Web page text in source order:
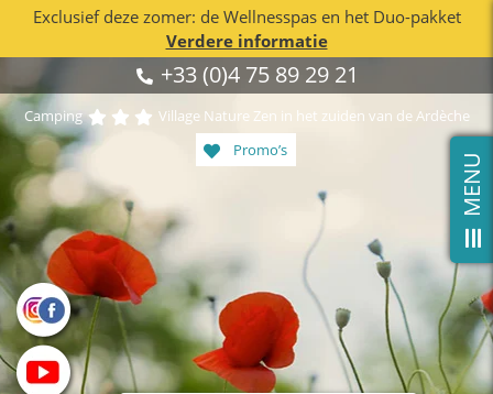
Exclusief deze zomer: de Wellnesspas en het Duo-pakket
Verdere informatie
to
content
+33 (0)4 75 89 29 21
Camping
Village Nature Zen in het zuiden van de Ardèche
Promo’s
T
o
l
e
S
l
i
n
g
B
a
A
r